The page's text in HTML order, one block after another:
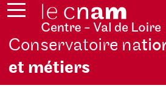
Conservatoire na
et métiers